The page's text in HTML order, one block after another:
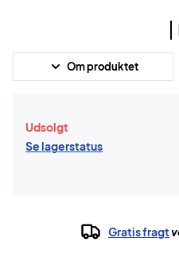
Om produktet
Udsolgt
Se lagerstatus
Gratis fragt